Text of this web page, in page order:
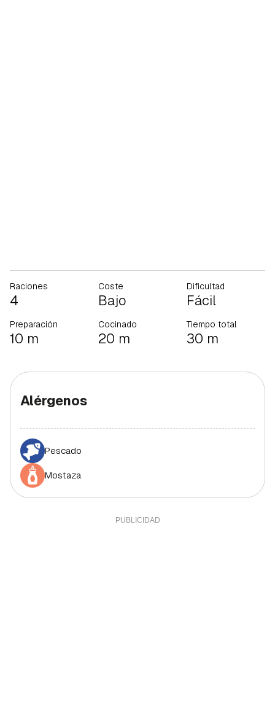
Raciones
4
Coste
Bajo
Dificultad
Fácil
Preparación
10 m
Cocinado
20 m
Tiempo total
30 m
Alérgenos
Pescado
Mostaza